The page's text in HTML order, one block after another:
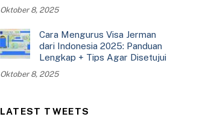
Oktober 8, 2025
Cara Mengurus Visa Jerman
dari Indonesia 2025: Panduan
Lengkap + Tips Agar Disetujui
Oktober 8, 2025
LATEST TWEETS